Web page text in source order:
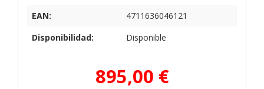
EAN:
4711636046121
Disponibilidad:
Disponible
895,00 €